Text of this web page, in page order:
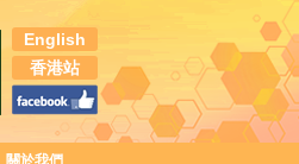
English
香港站
關於我們